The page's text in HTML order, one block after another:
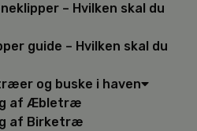
– Hvilken skal du
guide – Hvilken skal du
og buske i haven
af Æbletræ
af Birketræ